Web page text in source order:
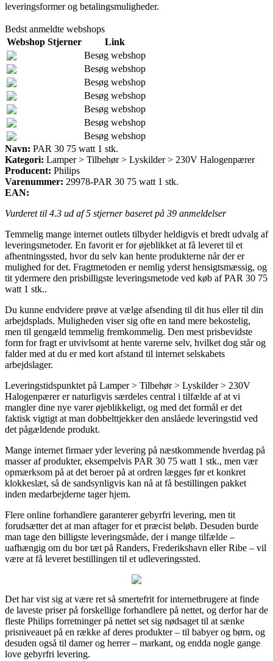
leveringsformer og betalingsmuligheder.
Bedst anmeldte webshops
Webshop Stjerner
Link
Besøg webshop
Besøg webshop
Besøg webshop
Besøg webshop
Besøg webshop
Besøg webshop
Besøg webshop
Navn: PAR 30 75 watt 1 stk.
Kategori: Lamper > Tilbehør > Lyskilder > 230V Halogenpærer
Producent: Philips
Varenummer: 29978-PAR 30 75 watt 1 stk.
EAN:
Vurderet til 4.3 ud af 5 stjerner baseret på 39 anmeldelser
Temmelig mange internet outlets tilbyder heldigvis et bredt udvalg af
leveringsmetoder. En favorit er for øjeblikket at få leveret til et
afhentningssted, hvor du selv kan hente produkterne når der er
mulighed for det. Fragtmetoden er nemlig yderst hensigtsmæssig, og
tit ydermere den prisbilligste leveringsmetode ved køb af PAR 30 75
watt 1 stk..
Du kunne endvidere prøve at vælge afsending til dit hus eller til din
arbejdsplads. Muligheden viser sig ofte en tand mere bekostelig,
men til gengæld temmelig fremkommelig. Den mest prisbevidste
form for fragt er utvivlsomt at hente varerne selv, hvilket dog står og
falder med at du er med kort afstand til internet selskabets
arbejdslager.
Leveringstidspunktet på Lamper > Tilbehør > Lyskilder > 230V
Halogenpærer er naturligvis særdeles central i tilfælde af at vi
mangler dine nye varer øjeblikkeligt, og med det formål er det
faktisk vigtigt at man dobbelttjekker den anslåede leveringstid ved
det pågældende produkt.
Mange internet firmaer yder levering på næstkommende hverdag på
masser af produkter, eksempelvis PAR 30 75 watt 1 stk., men vær
opmærksom på at det beroer på at ordren lægges før et konkret
klokkeslæt, så de sandsynligvis kan nå at få bestillingen pakket
inden medarbejderne tager hjem.
Flere online forhandlere garanterer gebyrfri levering, men tit
forudsætter det at man aftager for et præcist beløb. Desuden burde
man tage den billigste leveringsmåde, der i mange tilfælde –
uafhængig om du bor tæt på Randers, Frederikshavn eller Ribe – vil
være at få leveret bestillingen til et udleveringssted.
Det har vist sig at være ret så smertefrit for internetbrugere at finde
de laveste priser på forskellige forhandlere på nettet, og derfor har de
fleste Philips forretninger på nettet set sig nødsaget til at sænke
prisniveauet på en række af deres produkter – til babyer og børn, og
desuden også til damer og herrer – markant, og endda nogle gange
love gebyrfri levering.